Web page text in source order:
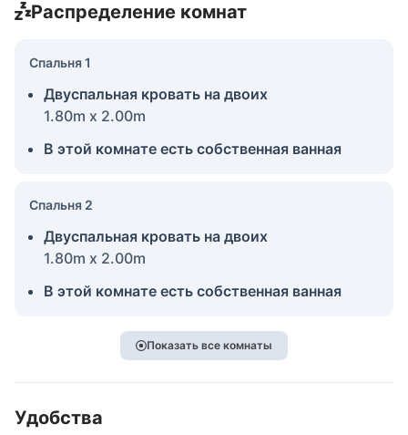
Распределение комнат
Спальня 1
Двуспальная кровать на двоих
1.80m x 2.00m
В этой комнате есть собственная ванная
Спальня 2
Двуспальная кровать на двоих
1.80m x 2.00m
В этой комнате есть собственная ванная
Показать все комнаты
Удобства